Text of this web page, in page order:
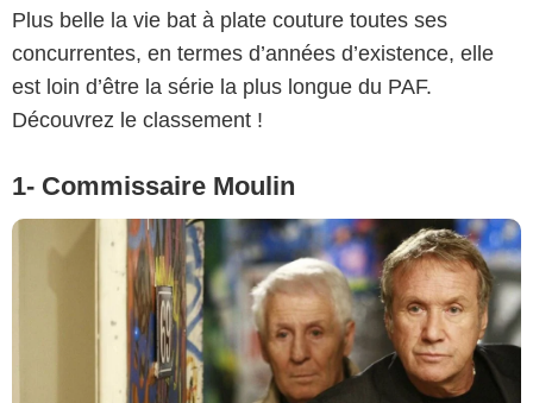
Plus belle la vie bat à plate couture toutes ses
concurrentes, en termes d’années d’existence, elle
est loin d’être la série la plus longue du PAF.
Découvrez le classement !
1- Commissaire Moulin